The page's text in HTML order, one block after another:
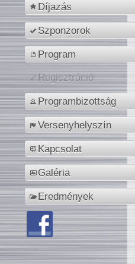
Díjazás
Szponzorok
Program
Regisztráció
Programbizottság
Versenyhelyszín
Kapcsolat
Galéria
Eredmények